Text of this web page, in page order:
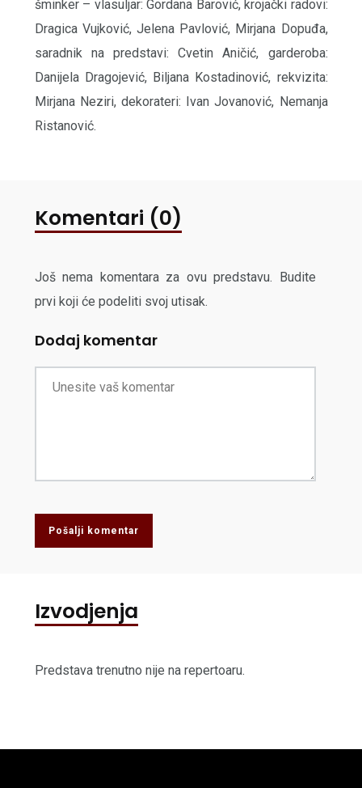
šminker – vlasuljar: Gordana Barović, krojački radovi:
Dragica Vujković, Jelena Pavlović, Mirjana Dopuđa,
saradnik na predstavi: Cvetin Aničić, garderoba:
Danijela Dragojević, Biljana Kostadinović, rekvizita:
Mirjana Neziri, dekorateri: Ivan Jovanović, Nemanja
Ristanović.
Komentari (0)
Još nema komentara za ovu predstavu. Budite
prvi koji će podeliti svoj utisak.
Dodaj komentar
Pošalji komentar
Izvodjenja
Predstava trenutno nije na repertoaru.